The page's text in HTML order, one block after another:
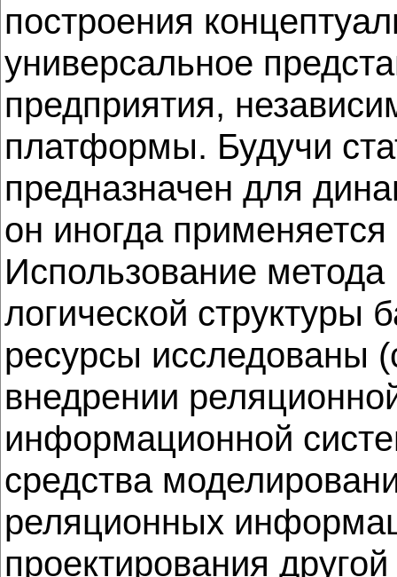
построения
универсальное
предприятия,
платформы. Будучи
предназначен для
он иногда
Использование
логической
ресурсы исследованы
внедрении
информационной
средства
реляционных
проектирования